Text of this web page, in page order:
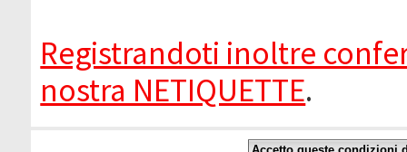
Registrandoti inoltre
nostra NETIQUETTE.